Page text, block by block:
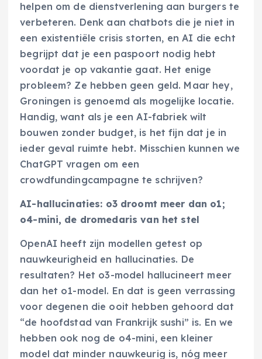
helpen om de dienstverlening aan burgers te
verbeteren. Denk aan chatbots die je niet in
een existentiële crisis storten, en AI die echt
begrijpt dat je een paspoort nodig hebt
voordat je op vakantie gaat. Het enige
probleem? Ze hebben geen geld. Maar hey,
Groningen is genoemd als mogelijke locatie.
Handig, want als je een AI-fabriek wilt
bouwen zonder budget, is het fijn dat je in
ieder geval ruimte hebt. Misschien kunnen we
ChatGPT vragen om een
crowdfundingcampagne te schrijven?
AI-hallucinaties: o3 droomt meer dan o1;
o4-mini, de dromedaris van het stel
OpenAI heeft zijn modellen getest op
nauwkeurigheid en hallucinaties. De
resultaten? Het o3-model hallucineert meer
dan het o1-model. En dat is geen verrassing
voor degenen die ooit hebben gehoord dat
“de hoofdstad van Frankrijk sushi” is. En we
hebben ook nog de o4-mini, een kleiner
model dat minder nauwkeurig is, nóg meer